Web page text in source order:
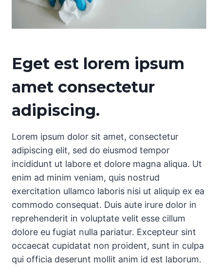
Eget est lorem ipsum
amet consectetur
adipiscing.
Lorem ipsum dolor sit amet, consectetur
adipiscing elit, sed do eiusmod tempor
incididunt ut labore et dolore magna aliqua. Ut
enim ad minim veniam, quis nostrud
exercitation ullamco laboris nisi ut aliquip ex ea
commodo consequat. Duis aute irure dolor in
reprehenderit in voluptate velit esse cillum
dolore eu fugiat nulla pariatur. Excepteur sint
occaecat cupidatat non proident, sunt in culpa
qui officia deserunt mollit anim id est laborum.